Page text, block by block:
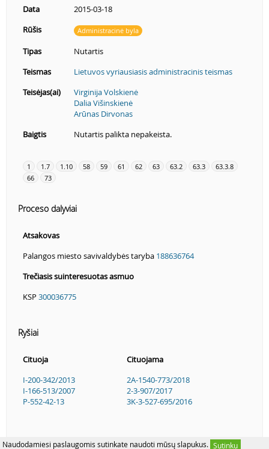
Naudodamiesi paslaugomis sutinkate naudoti mūsų slapukus. Sutinku
Data
2015-03-18
Rūšis
Administracinė byla
Tipas
Nutartis
Teismas
Lietuvos vyriausiasis administracinis teismas
Teisėjas(ai)
Virginija Volskienė
Dalia Višinskienė
Arūnas Dirvonas
Baigtis
Nutartis palikta nepakeista.
1 1.7 1.10 58 59 61 62 63 63.2 63.3
63.3.8
66
73
Proceso dalyviai
Atsakovas
Palangos miesto savivaldybės taryba 188636764
Trečiasis suinteresuotas asmuo
KSP300036775
Ryšiai
Cituoja
Cituojama
I-200-342/2013
I-166-513/2007
P-552-42-13
2A-1540-773/2018
2-3-907/2017
3K-3-527-695/2016